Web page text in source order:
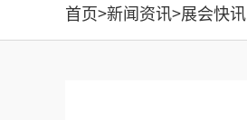
首页>新闻资讯>展会快讯